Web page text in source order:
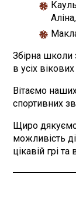
Збірна
в усіх
Вітаємо
спортивних
Щиро дякуємо
можливість
цікавій грі